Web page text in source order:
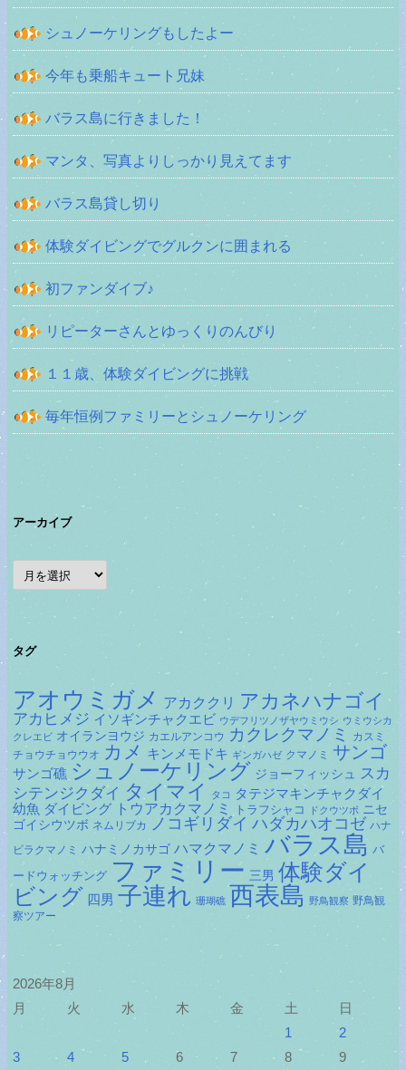
シュノーケリングもしたよー
今年も乗船キュート兄妹
バラス島に行きました！
マンタ、写真よりしっかり見えてます
バラス島貸し切り
体験ダイビングでグルクンに囲まれる
初ファンダイブ♪
リピーターさんとゆっくりのんびり
１１歳、体験ダイビングに挑戦
毎年恒例ファミリーとシュノーケリング
アーカイブ
ア
ー
カ
タグ
アオウミガメ アカククリ アカネハナゴイ
アカヒメジ イソギンチャクエビ ウデフリツノザヤウミウシ ウミウシカ
クレエビ オイランヨウジ カエルアンコウ カクレクマノミ
カスミ
チョウチョウウオ カメ キンメモドキ ギンガハゼ クマノミ サンゴ
サンゴ礁 シュノーケリング ジョーフィッシュ スカ
シテンジクダイ タイマイ タコ
タテジマキンチャクダイ
幼魚 ダイビング トウアカクマノミ トラフシャコ ドクウツボ ニセ
ゴイシウツボ ネムリブカ ノコギリダイ ハダカハオコゼ ハナ
ビラクマノミ ハナミノカサゴ ハマクマノミ バラス島 バ
ードウォッチング ファミリー 三男 体験ダイ
ビング 四男 子連れ 珊瑚礁 西表島 野鳥観察 野鳥観
察ツアー
2026年8月
月
火 水 木 金 土
日
1
2
3
4 5 6 7 8
9